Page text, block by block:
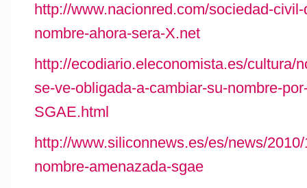
http://www.nacionred.com/sociedad-
nombre-ahora-sera-X.net
http://ecodiario.eleconomista.es/cultura/
se-ve-obligada-a-cambiar-su-nombre-
SGAE.html
http://www.siliconnews.es/es/news/
nombre-amenazada-sgae